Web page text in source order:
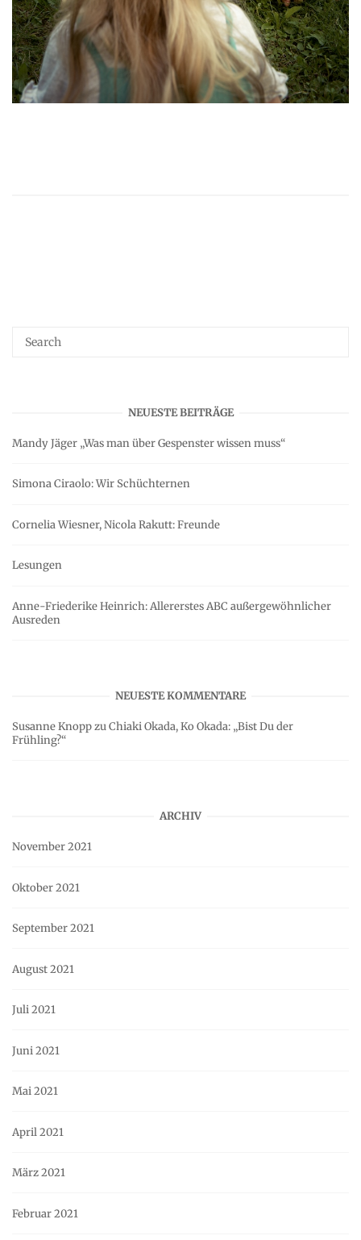
NEUESTE BEITRÄGE
Mandy Jäger „Was man über Gespenster wissen muss“
Simona Ciraolo: Wir Schüchternen
Cornelia Wiesner, Nicola Rakutt: Freunde
Lesungen
Anne-Friederike Heinrich: Allererstes ABC außergewöhnlicher
Ausreden
NEUESTE KOMMENTARE
Susanne KnoppzuChiaki Okada, Ko Okada: „Bist Du der
Frühling?“
ARCHIV
November 2021
Oktober 2021
September 2021
August 2021
Juli 2021
Juni 2021
Mai 2021
April 2021
März 2021
Februar 2021